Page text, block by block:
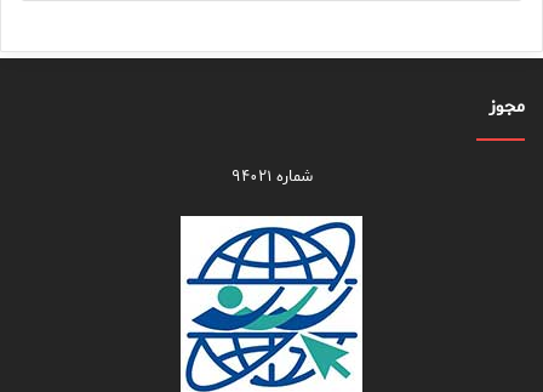
مجوز
شماره ۹۴۰۲۱